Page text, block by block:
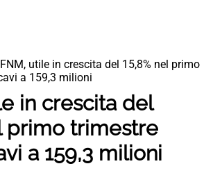
FNM, utile in crescita del 15,8% nel primo
a 159,3 milioni
in crescita del
primo trimestre
a 159,3 milioni